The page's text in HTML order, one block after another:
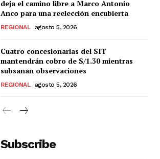
deja el camino libre a Marco Antonio
Anco para una reelección encubierta
REGIONAL agosto 5, 2026
Cuatro concesionarias del SIT
mantendrán cobro de S/1.30 mientras
subsanan observaciones
REGIONAL agosto 5, 2026
Subscribe